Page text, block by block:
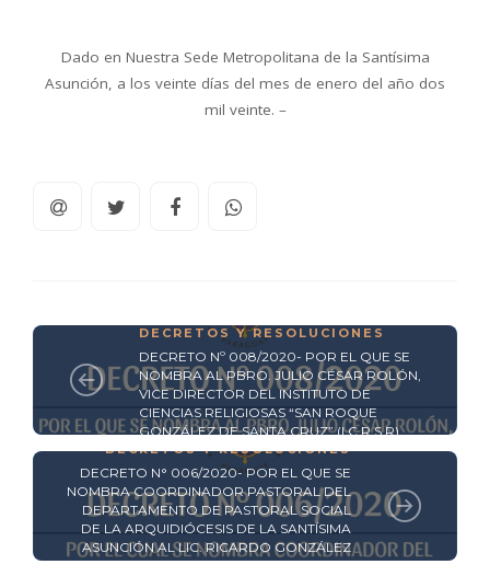
Dado en Nuestra Sede Metropolitana de la Santísima
Asunción, a los veinte días del mes de enero del año dos
mil veinte. –
DECRETOS Y RESOLUCIONES
DECRETO Nº 008/2020- POR EL QUE SE
NOMBRA AL PBRO. JULIO CÉSAR ROLÓN,
VICE DIRECTOR DEL INSTITUTO DE
CIENCIAS RELIGIOSAS “SAN ROQUE
GONZÁLEZ DE SANTA CRUZ” (I.C.R.S.R)
DECRETOS Y RESOLUCIONES
DECRETO N° 006/2020- POR EL QUE SE
NOMBRA COORDINADOR PASTORAL DEL
DEPARTAMENTO DE PASTORAL SOCIAL
DE LA ARQUIDIÓCESIS DE LA SANTÍSIMA
ASUNCIÓN AL LIC. RICARDO GONZÁLEZ
OZORIO